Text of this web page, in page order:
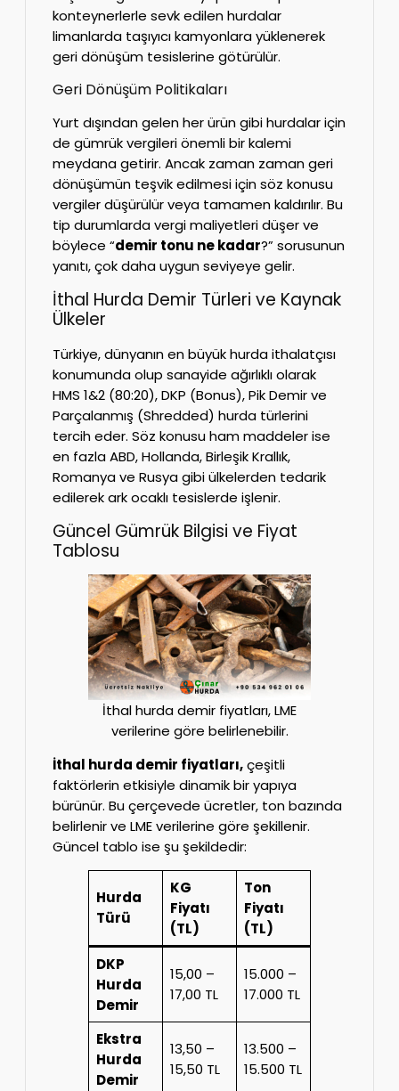
konteynerlerle sevk edilen hurdalar
limanlarda taşıyıcı kamyonlara yüklenerek
geri dönüşüm tesislerine götürülür.
Geri Dönüşüm Politikaları
Yurt dışından gelen her ürün gibi hurdalar için
de gümrük vergileri önemli bir kalemi
meydana getirir. Ancak zaman zaman geri
dönüşümün teşvik edilmesi için söz konusu
vergiler düşürülür veya tamamen kaldırılır. Bu
tip durumlarda vergi maliyetleri düşer ve
böylece “demir tonu ne kadar?” sorusunun
yanıtı, çok daha uygun seviyeye gelir.
İthal Hurda Demir Türleri ve Kaynak
Ülkeler
Türkiye, dünyanın en büyük hurda ithalatçısı
konumunda olup sanayide ağırlıklı olarak
HMS 1&2 (80:20), DKP (Bonus), Pik Demir ve
Parçalanmış (Shredded) hurda türlerini
tercih eder. Söz konusu ham maddeler ise
en fazla ABD, Hollanda, Birleşik Krallık,
Romanya ve Rusya gibi ülkelerden tedarik
edilerek ark ocaklı tesislerde işlenir.
Güncel Gümrük Bilgisi ve Fiyat
Tablosu
İthal hurda demir fiyatları, LME
verilerine göre belirlenebilir.
İthal hurda demir fiyatları,çeşitli
faktörlerin etkisiyle dinamik bir yapıya
bürünür. Bu çerçevede ücretler, ton bazında
belirlenir ve LME verilerine göre şekillenir.
Güncel tablo ise şu şekildedir:
Hurda
Türü
KG
Fiyatı
(TL)
Ton
Fiyatı
(TL)
DKP
Hurda
Demir
15,00 –
17,00 TL
15.000 –
17.000 TL
Ekstra
Hurda
Demir
13,50 –
15,50 TL
13.500 –
15.500 TL